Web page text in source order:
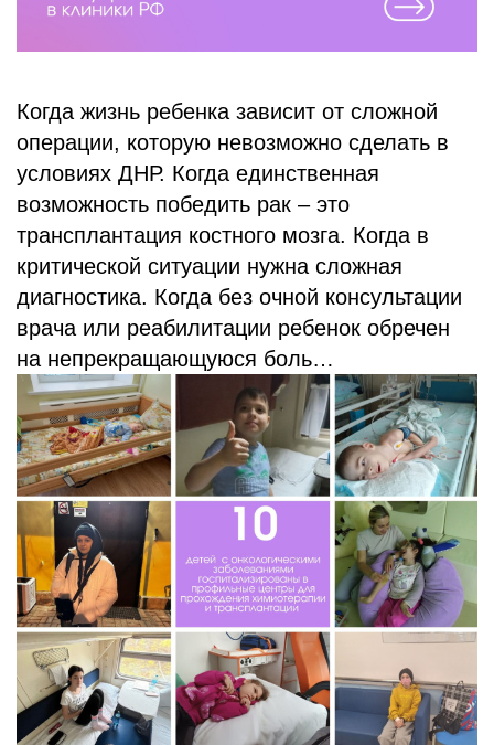
Когда жизнь ребенка зависит от сложной
операции, которую невозможно сделать в
условиях ДНР. Когда единственная
возможность победить рак – это
трансплантация костного мозга. Когда в
критической ситуации нужна сложная
диагностика. Когда без очной консультации
врача или реабилитации ребенок обречен
на непрекращающуюся боль…